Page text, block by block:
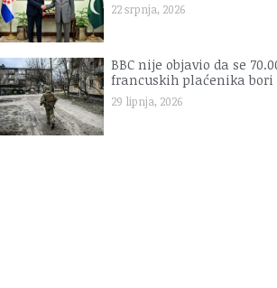
22 srpnja, 2026
BBC nije objavio da se
francuskih plaćenika
29 lipnja, 2026